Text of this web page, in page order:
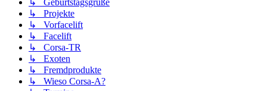
↳ Geburtstagsgrüße
↳ Projekte
↳ Vorfacelift
↳ Facelift
↳ Corsa-TR
↳ Exoten
↳ Fremdprodukte
↳ Wieso Corsa-A?